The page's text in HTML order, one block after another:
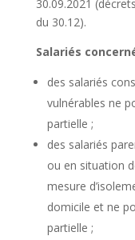
30.09.2021
du 30.12).
Salariés
des salariés
vulnérables ne
partielle ;
des salariés
ou en situation
mesure
domicile et ne
partielle ;